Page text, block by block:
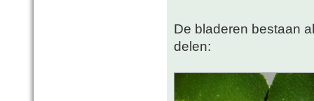
De bladeren bestaan
delen: